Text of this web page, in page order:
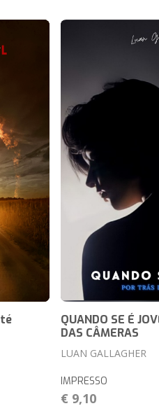
QUANDO SE É
DAS CÂMERAS
LUAN GALLAGHER
IMPRESSO
€ 9,10